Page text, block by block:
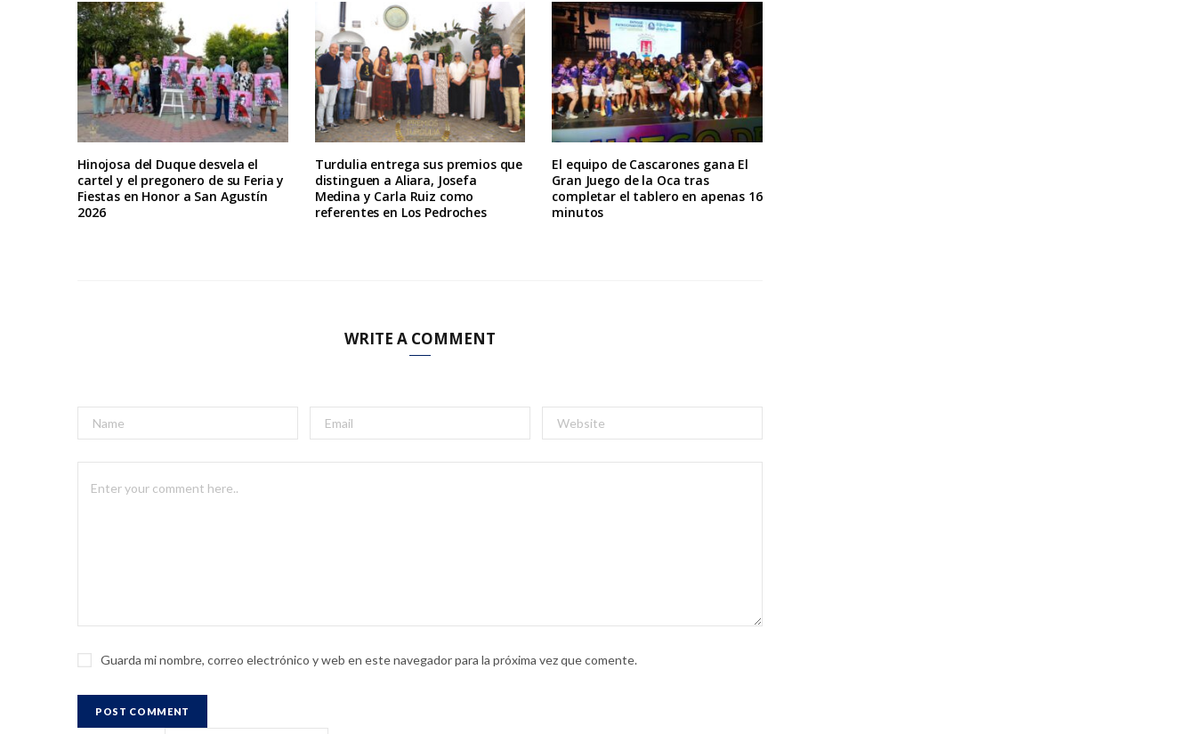
Hinojosa del Duque desvela el
cartel y el pregonero de su Feria y
Fiestas en Honor a San Agustín
2026
Turdulia entrega sus premios que
distinguen a Aliara, Josefa
Medina y Carla Ruiz como
referentes en Los Pedroches
El equipo de Cascarones gana El
Gran Juego de la Oca tras
completar el tablero en apenas 16
minutos
WRITE A COMMENT
Guarda mi nombre, correo electrónico y web en este navegador para la próxima vez que comente.